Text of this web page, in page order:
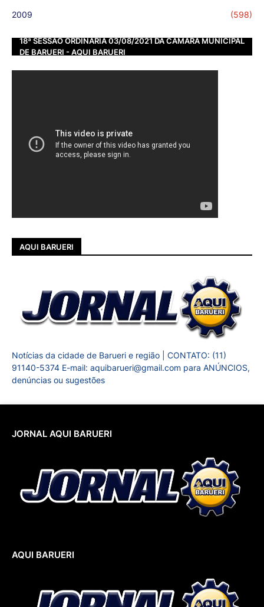
2009 (598)
18ª SESSÃO ORDINÁRIA 03/08/2021 DA CÂMARA MUNICIPAL
DE BARUERI - AQUI BARUERI
AQUI BARUERI
Notícias da cidade de Barueri e região | CONTATO: (11)
91140-5374 E-mail: aquibarueri@gmail.com para ANÚNCIOS,
denúncias ou sugestões
JORNAL AQUI BARUERI
AQUI BARUERI